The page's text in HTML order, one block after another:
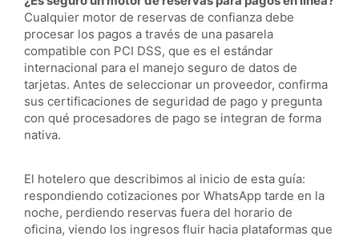
Cualquier motor de reservas de confianza debe
procesar los pagos a través de una pasarela
compatible con PCI DSS, que es el estándar
internacional para el manejo seguro de datos de
tarjetas. Antes de seleccionar un proveedor, confirma
sus certificaciones de seguridad de pago y pregunta
con qué procesadores de pago se integran de forma
nativa.
El hotelero que describimos al inicio de esta guía:
respondiendo cotizaciones por WhatsApp tarde en la
noche, perdiendo reservas fuera del horario de
oficina, viendo los ingresos fluir hacia plataformas que